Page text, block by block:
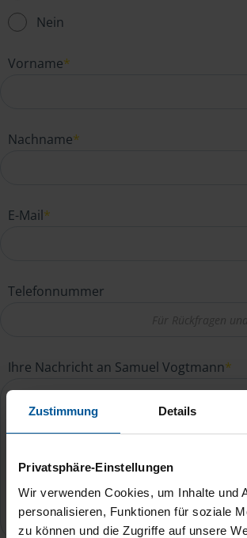
Zustimmung Details
Privatsphäre-Einstellungen
Wir verwenden Cookies, um Inhalte und
personalisieren, Funktionen für soziale
zu können und die Zugriffe auf unsere
Nein
Vorname*
Nachname*
E-Mail*
Telefonnummer
Ihre Nachricht an Samuel Vogtmann*